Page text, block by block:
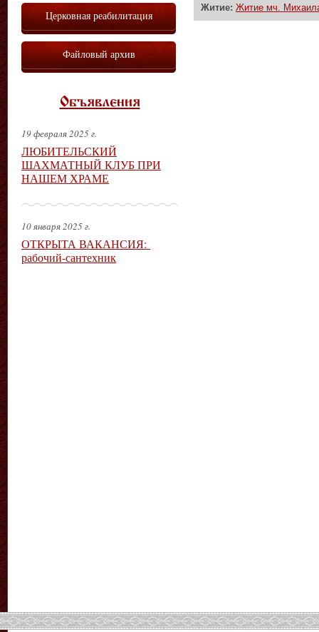
Житие: Житие мч.
Церковная реабилитация
Файловый архив
Объявления
19 февраля 2025 г.
ЛЮБИТЕЛЬСКИЙ
ШАХМАТНЫЙ КЛУБ ПРИ
НАШЕМ ХРАМЕ
10 января 2025 г.
ОТКРЫТА ВАКАНСИЯ:
рабочий-сантехник